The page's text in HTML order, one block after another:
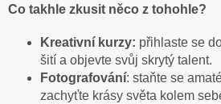
Co takhle zkusit něco z tohohle?
Kreativní kurzy: přihlaste se
šití a objevte svůj skrytý talent.
Fotografování: staňte se
zachyťte krásy světa kolem